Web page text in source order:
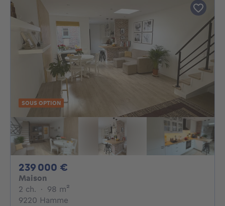
SOUS OPTION
239 000 €
Maison
2 ch. 2 chambres
· 98 m²
9220 Hamme